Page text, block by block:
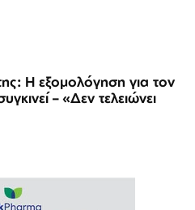
Η εξομολόγηση για τον
– «Δεν τελειώνει